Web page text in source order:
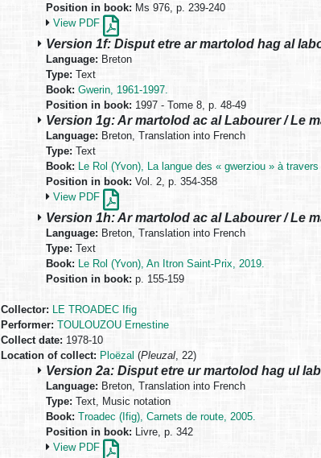
Position in book:Ms 976, p. 239-240
View PDF
Version 1f: Disput etre ar martolod hag al
Language: Breton
Type: Text
Book: Gwerin, 1961-1997.
Position in book: 1997 - Tome 8, p. 48-49
Version 1g: Ar martolod ac al Labourer / Le
Language: Breton, Translation into French
Type: Text
Book: Le Rol (Yvon), La langue des « gwerziou » à
Position in book: Vol. 2, p. 354-358
View PDF
Version 1h: Ar martolod ac al Labourer / Le
Language:Breton, Translation into French
Type: Text
Book: Le Rol (Yvon), An Itron Saint-Prix, 2019.
Position in book: p. 155-159
Collector: LE TROADEC Ifig
Performer: TOULOUZOU Ernestine
Collect date: 1978-10
Location of collect: Ploëzal (Pleuzal, 22)
Version 2a: Disput etre ur martolod hag ul
Language: Breton, Translation into French
Type:Text, Music notation
Book: Troadec (Ifig), Carnets de route, 2005.
Position in book: Livre, p. 342
View PDF